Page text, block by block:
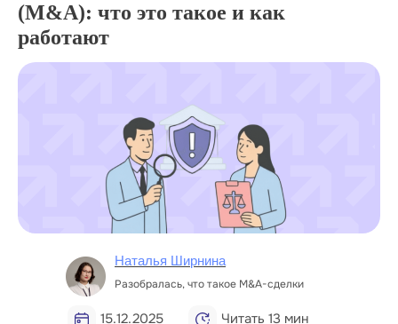
(M&A): что это такое и как
работают
15.12.2025 Читать 13 мин
Разобралась, что такое M&A-сделки
Наталья Ширнина